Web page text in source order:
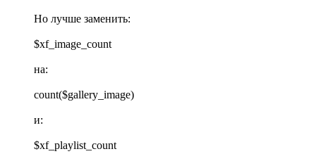
Но лучше заменить:
$xf_image_count
на:
count($gallery_image)
и:
$xf_playlist_count